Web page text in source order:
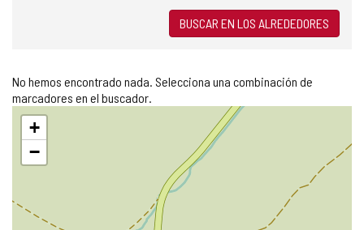
BUSCAR EN LOS ALREDEDORES
No hemos encontrado nada. Selecciona una combinación de
marcadores en el buscador.
Saltar
mapa
+
−